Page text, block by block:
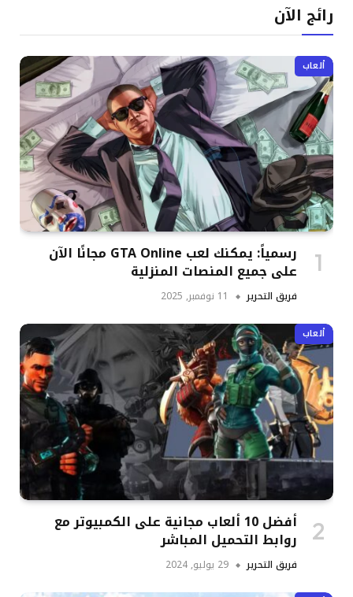
رائج الآن
ألعاب
رسمياً: يمكنك لعب GTA Online مجانًا الآن
على جميع المنصات المنزلية
فريق التحرير 11 نوفمبر, 2025
ألعاب
أفضل 10 ألعاب مجانية على الكمبيوتر مع
روابط التحميل المباشر
فريق التحرير 29 يوليو, 2024